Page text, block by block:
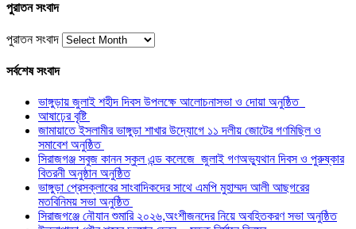
পুরাতন সংবাদ
পুরাতন সংবাদ
সর্বশেষ সংবাদ
ভাঙ্গুড়ায় জুলাই শহীদ দিবস উপলক্ষে আলোচনাসভা ও দোয়া অনুষ্ঠিত
আষাঢ়ের বৃষ্টি
জামায়াতে ইসলামীর ভাঙ্গুড়া শাখার উদ্যোগে ১১ দলীয় জোটের গণমিছিল ও
সমাবেশ অনুষ্ঠিত
সিরাজগঞ্জ সবুজ কানন স্কুল এন্ড কলেজে জুলাই গণঅভ্যুথান দিবস ও পুরুষ্কার
বিতরনী অনুষ্ঠান অনুষ্ঠিত
ভাঙ্গুড়া প্রেসক্লাবের সাংবাদিকদের সাথে এমপি মুহাম্মদ আলী আছগরের
মতবিনিময় সভা অনুষ্ঠিত
সিরাজগঞ্জে নৌযান শুমারি ২০২৬,অংশীজনদের নিয়ে অবহিতকরণ সভা অনুষ্ঠিত